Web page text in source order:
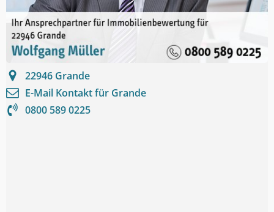
22946 Grande
E-Mail Kontakt für Grande
0800 589 0225